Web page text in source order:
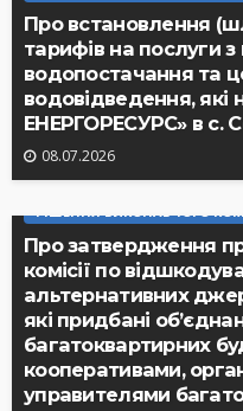
Про встановлення
тарифів на послуги
водопостачання та
водовідведення, які
ЕНЕРГОРЕСУРС» в с.
08.07.2026
Про затвердження
комісії по
альтернативних
які придбані
багатоквартирних
кооперативами,
управителями